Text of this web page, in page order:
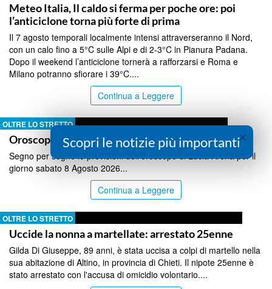
Meteo Italia, Il caldo si ferma per poche ore: poi
l’anticiclone torna più forte di prima
Il 7 agosto temporali localmente intensi attraverseranno il Nord,
con un calo fino a 5°C sulle Alpi e di 2-3°C in Pianura Padana.
Dopo il weekend l’anticiclone tornerà a rafforzarsi e Roma e
Milano potranno sfiorare i 39°C....
Continua a Leggere
OLTRE LO STRETTO
Oroscopo sabato 8 Agosto 2026
Segno per segno le previsioni dell'oroscopo di Lucia Arena per il
giorno sabato 8 Agosto 2026...
Continua a Leggere
OLTRE LO STRETTO
Uccide la nonna a martellate: arrestato 25enne
Gilda Di Giuseppe, 89 anni, è stata uccisa a colpi di martello nella
sua abitazione di Altino, in provincia di Chieti. Il nipote 25enne è
stato arrestato con l'accusa di omicidio volontario....
×
Scopri le notizie più importanti